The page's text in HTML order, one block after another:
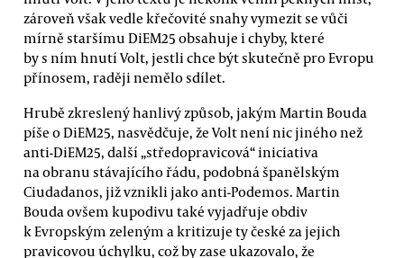
zároveň však vedle křečovité snahy vymezit se vůči
mírně staršímu DiEM25 obsahuje i chyby, které
by s ním hnutí Volt, jestli chce být skutečně pro Evropu
přínosem, raději nemělo sdílet.
Hrubě zkreslený hanlivý způsob, jakým Martin Bouda
píše o DiEM25, nasvědčuje, že Volt není nic jiného než
anti-DiEM25, další „středopravicová“ iniciativa
na obranu stávajícího řádu, podobná španělským
Ciudadanos, již vznikli jako anti-Podemos. Martin
Bouda ovšem kupodivu také vyjadřuje obdiv
k Evropským zeleným a kritizuje ty české za jejich
pravicovou úchylku, což by zase ukazovalo, že